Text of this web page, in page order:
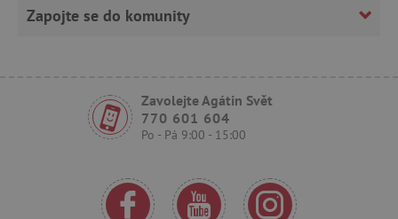
Zapojte se do komunity
Zavolejte Agátin Svět
770 601 604
Po - Pá 9:00 - 15:00
PHPSESSID